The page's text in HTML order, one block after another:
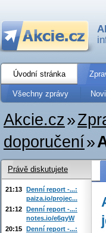
Úvodní stránka
Všechny zprávy
Akcie.cz»
doporučení»
Právě diskutujete
21:13 Denní report -...:
paiza.io/projec...
21:12 Denní report -...:
notes.io/e6qyW
20:15 Denní report -...: